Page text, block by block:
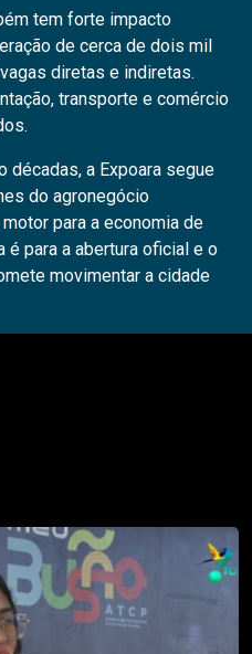
tem forte impacto
de cerca de dois mil
diretas e indiretas.
transporte e comércio
décadas, a Expoara segue
do agronegócio
para a economia de
é para a abertura oficial e o
movimentar a cidade